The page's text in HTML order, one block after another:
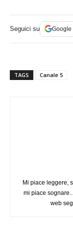
Seguici su Google
TAGS Canale 5
Mi piace leggere,
mi piace
web